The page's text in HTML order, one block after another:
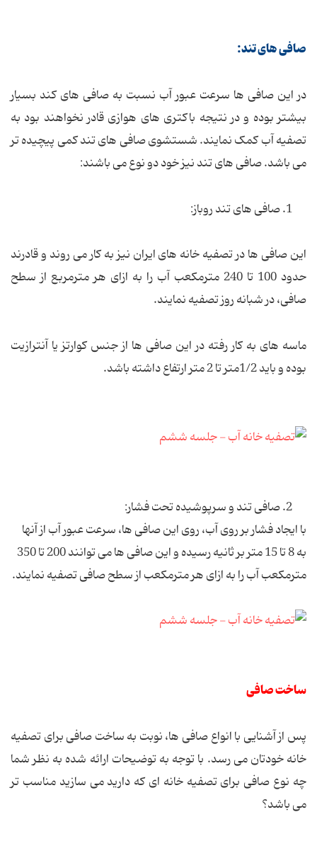
صافی های تند:
در این صافی ها سرعت عبور آب نسبت به صافی های کند بسیار
بیشتر بوده و در نتیجه باکتری های هوازی قادر نخواهند بود به
تصفیه آب کمک نمایند. شستشوی صافی های تند کمی پیچیده تر
می باشد. صافی های تند نیز خود دو نوع می باشند:
1. صافی های تند روباز:
این صافی ها در تصفیه خانه های ایران نیز به کار می روند و قادرند
حدود 100 تا 240 مترمکعب آب را به ازای هر مترمربع از سطح
صافی، در شبانه روز تصفیه نمایند.
ماسه های به کار رفته در این صافی ها از جنس کوارتز یا آنترازیت
بوده و باید 1/2متر تا 2 متر ارتفاع داشته باشد.
2. صافی تند و سرپوشیده تحت فشار:
با ایجاد فشار بر روی آب، روی این صافی ها، سرعت عبور آب از آنها
به 8 تا 15 متر بر ثانیه رسیده و این صافی ها می توانند 200 تا 350
مترمکعب آب را به ازای هر مترمکعب از سطح صافی تصفیه نمایند.
ساخت صافی
پس از آشنایی با انواع صافی ها، نوبت به ساخت صافی برای تصفیه
خانه خودتان می رسد. با توجه به توضیحات ارائه شده به نظر شما
چه نوع صافی برای تصفیه خانه ای که دارید می سازید مناسب تر
می باشد؟